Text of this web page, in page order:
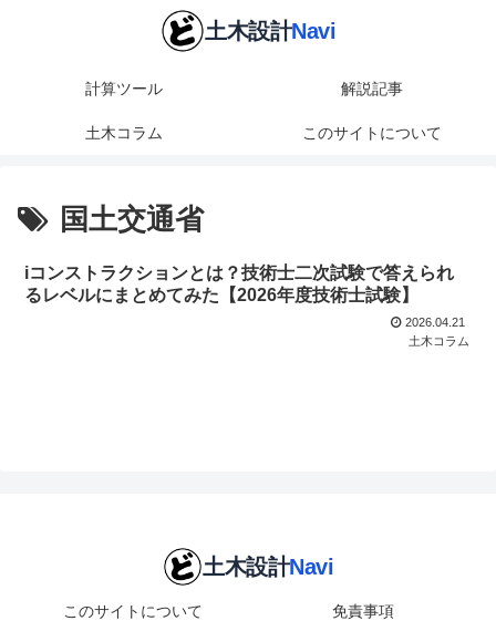
計算ツール 解説記事
土木コラム このサイトについて
国土交通省
iコンストラクションとは？技術士二次試験で答えられ
るレベルにまとめてみた【2026年度技術士試験】
2026.04.21
土木コラム
このサイトについて
免責事項